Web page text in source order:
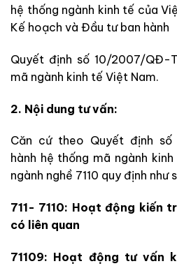
hệ thống ngành kinh tế của
Kế hoạch và Đầu tư ban hành
Quyết định số 10/2007/QĐ-
mã ngành kinh tế Việt Nam.
2. Nội dung tư vấn:
Căn cứ theo Quyết định
hành hệ thống mã ngành
ngành nghề 7110 quy định như
711- 7110: Hoạt động kiến
có liên quan
71109: Hoạt động tư vấn